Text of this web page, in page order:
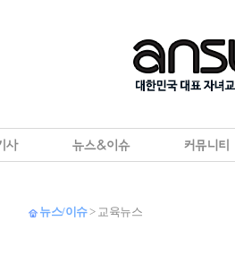
뉴스/이슈> 교육뉴스